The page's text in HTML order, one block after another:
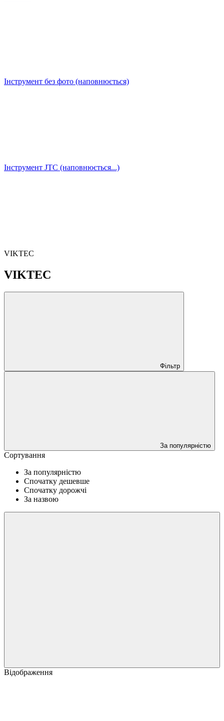
Інструмент без фото (наповнюється)
Інструмент JTC (наповнюється...)
VIKTEC
VIKTEC
Фільтр
За популярністю
Сортування
За популярністю
Спочатку дешевше
Спочатку дорожчі
За назвою
Відображення